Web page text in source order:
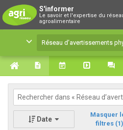
S'informer
Le savoir et l'expertise du
agroalimentaire
Réseau
Le savoir et l'expertise
Réseau d’avertissements
Date
Masquer
filtres (1)